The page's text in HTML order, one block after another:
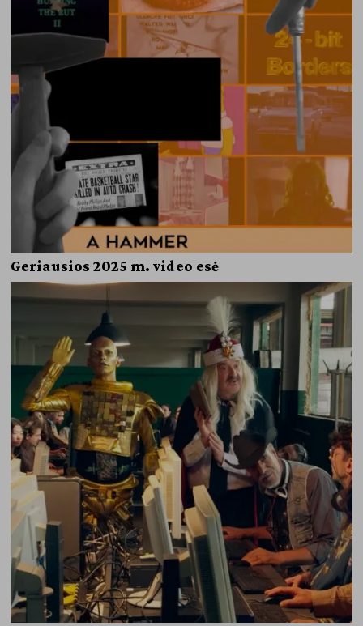
Geriausios 2025 m. video esė